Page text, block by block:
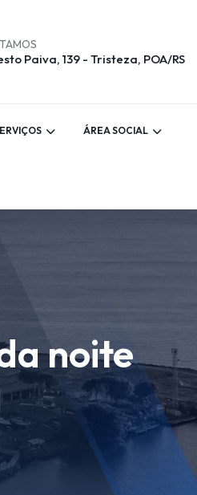
Paiva, 139 - Tristeza, POA/RS
ÁREA SOCIAL
noite